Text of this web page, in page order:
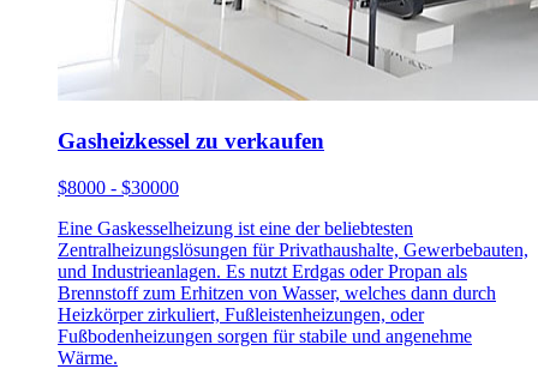
Gasheizkessel zu verkaufen
$8000 - $30000
Eine Gaskesselheizung ist eine der beliebtesten
Zentralheizungslösungen für Privathaushalte, Gewerbebauten,
und Industrieanlagen. Es nutzt Erdgas oder Propan als
Brennstoff zum Erhitzen von Wasser, welches dann durch
Heizkörper zirkuliert, Fußleistenheizungen, oder
Fußbodenheizungen sorgen für stabile und angenehme
Wärme.